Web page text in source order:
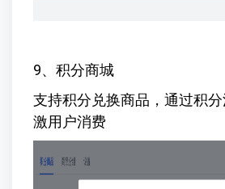
9、积分商城
支持积分兑换商品，通过积
激用户消费